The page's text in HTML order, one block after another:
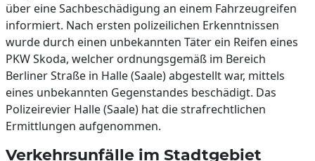
über eine Sachbeschädigung an einem Fahrzeugreifen
informiert. Nach ersten polizeilichen Erkenntnissen
wurde durch einen unbekannten Täter ein Reifen eines
PKW Skoda, welcher ordnungsgemäß im Bereich
Berliner Straße in Halle (Saale) abgestellt war, mittels
eines unbekannten Gegenstandes beschädigt. Das
Polizeirevier Halle (Saale) hat die strafrechtlichen
Ermittlungen aufgenommen.
Verkehrsunfälle im Stadtgebiet